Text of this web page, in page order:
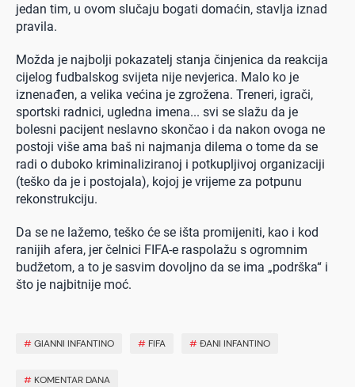
jedan tim, u ovom slučaju bogati domaćin, stavlja iznad
pravila.
Možda je najbolji pokazatelj stanja činjenica da reakcija
cijelog fudbalskog svijeta nije nevjerica. Malo ko je
iznenađen, a velika većina je zgrožena. Treneri, igrači,
sportski radnici, ugledna imena... svi se slažu da je
bolesni pacijent neslavno skončao i da nakon ovoga ne
postoji više ama baš ni najmanja dilema o tome da se
radi o duboko kriminaliziranoj i potkupljivoj organizaciji
(teško da je i postojala), kojoj je vrijeme za potpunu
rekonstrukciju.
Da se ne lažemo, teško će se išta promijeniti, kao i kod
ranijih afera, jer čelnici FIFA-e raspolažu s ogromnim
budžetom, a to je sasvim dovoljno da se ima „podrška“ i
što je najbitnije moć.
#GIANNI INFANTINO # FIFA #ĐANI INFANTINO
# KOMENTAR DANA